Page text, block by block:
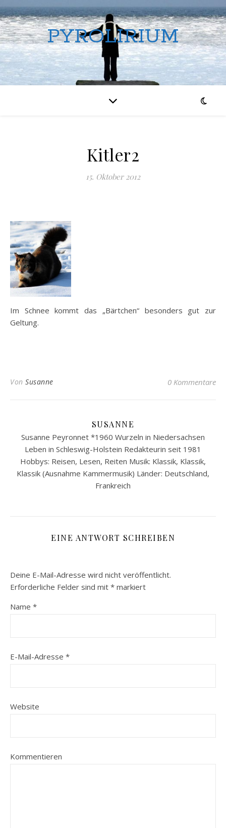
PYROLIRIUM
Kitler2
15. Oktober 2012
Im Schnee kommt das „Bärtchen“ besonders gut zur
Geltung.
Von Susanne 0 Kommentare
SUSANNE
Susanne Peyronnet *1960 Wurzeln in Niedersachsen
Leben in Schleswig-Holstein Redakteurin seit 1981
Hobbys: Reisen, Lesen, Reiten Musik: Klassik, Klassik,
Klassik (Ausnahme Kammermusik) Länder: Deutschland,
Frankreich
EINE ANTWORT SCHREIBEN
Deine E-Mail-Adresse wird nicht veröffentlicht.
Erforderliche Felder sind mit * markiert
Name *
E-Mail-Adresse *
Website
Kommentieren